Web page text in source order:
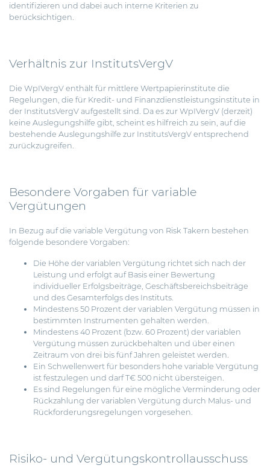
identifizieren und dabei auch interne Kriterien zu
berücksichtigen.
Verhältnis zur InstitutsVergV
Die WpIVergV enthält für mittlere Wertpapierinstitute die
Regelungen, die für Kredit- und Finanzdienstleistungsinstitute in
der InstitutsVergV aufgestellt sind. Da es zur WpIVergV (derzeit)
keine Auslegungshilfe gibt, scheint es hilfreich zu sein, auf die
bestehende Auslegungshilfe zur InstitutsVergV entsprechend
zurückzugreifen.
Besondere Vorgaben für variable
Vergütungen
In Bezug auf die variable Vergütung von Risk Takern bestehen
folgende besondere Vorgaben:
Die Höhe der variablen Vergütung richtet sich nach der
Leistung und erfolgt auf Basis einer Bewertung
individueller Erfolgsbeiträge, Geschäftsbereichsbeiträge
und des Gesamterfolgs des Instituts.
Mindestens 50 Prozent der variablen Vergütung müssen in
bestimmten Instrumenten gehalten werden.
Mindestens 40 Prozent (bzw. 60 Prozent) der variablen
Vergütung müssen zurückbehalten und über einen
Zeitraum von drei bis fünf Jahren geleistet werden.
Ein Schwellenwert für besonders hohe variable Vergütung
ist festzulegen und darf T€ 500 nicht übersteigen.
Es sind Regelungen für eine mögliche Verminderung oder
Rückzahlung der variablen Vergütung durch Malus- und
Rückforderungsregelungen vorgesehen.
Risiko- und Vergütungskontrollausschuss